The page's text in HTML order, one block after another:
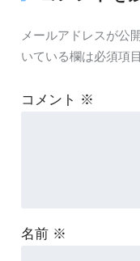
メールアドレスが公
いている欄は必須項
コメント ※
名前 ※